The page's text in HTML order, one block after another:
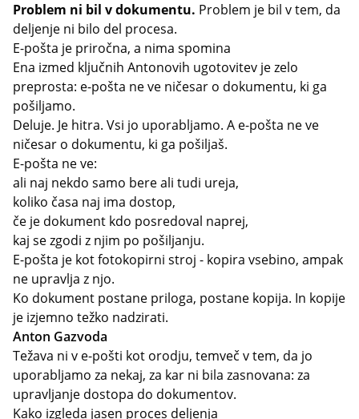
Problem ni bil v dokumentu. Problem je bil v tem, da
deljenje ni bilo del procesa.
E-pošta je priročna, a nima spomina
Ena izmed ključnih Antonovih ugotovitev je zelo
preprosta: e-pošta ne ve ničesar o dokumentu, ki ga
pošiljamo.
Deluje. Je hitra. Vsi jo uporabljamo. A e-pošta ne ve
ničesar o dokumentu, ki ga pošiljaš.
E-pošta ne ve:
ali naj nekdo samo bere ali tudi ureja,
koliko časa naj ima dostop,
če je dokument kdo posredoval naprej,
kaj se zgodi z njim po pošiljanju.
E-pošta je kot fotokopirni stroj - kopira vsebino, ampak
ne upravlja z njo.
Ko dokument postane priloga, postane kopija. In kopije
je izjemno težko nadzirati.
Anton Gazvoda
Težava ni v e-pošti kot orodju, temveč v tem, da jo
uporabljamo za nekaj, za kar ni bila zasnovana: za
upravljanje dostopa do dokumentov.
Kako izgleda jasen proces deljenja